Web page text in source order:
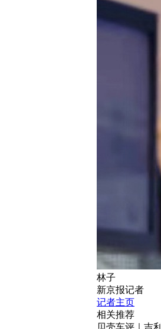
林子
新京报记者
记者主页
相关推荐
贝壳车评｜吉利